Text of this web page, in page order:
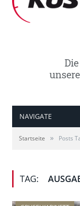
NAVIGATE
Startseite » Posts
TAG: